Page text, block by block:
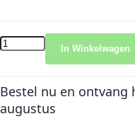
In Winkelwagen
Bestel nu en ontvang
augustus